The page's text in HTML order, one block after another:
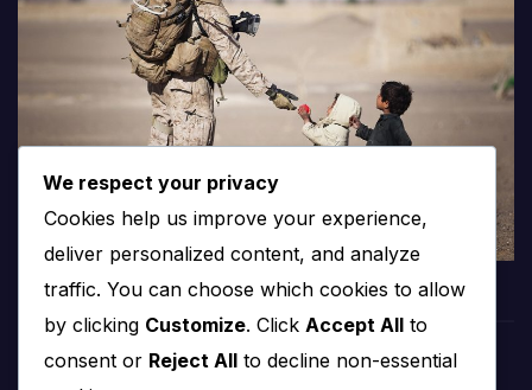
We respect your privacy
Cookies help us improve your experience,
deliver personalized content, and analyze
traffic. You can choose which cookies to allow
by clicking Customize. Click Accept All to
consent or Reject All to decline non-essential